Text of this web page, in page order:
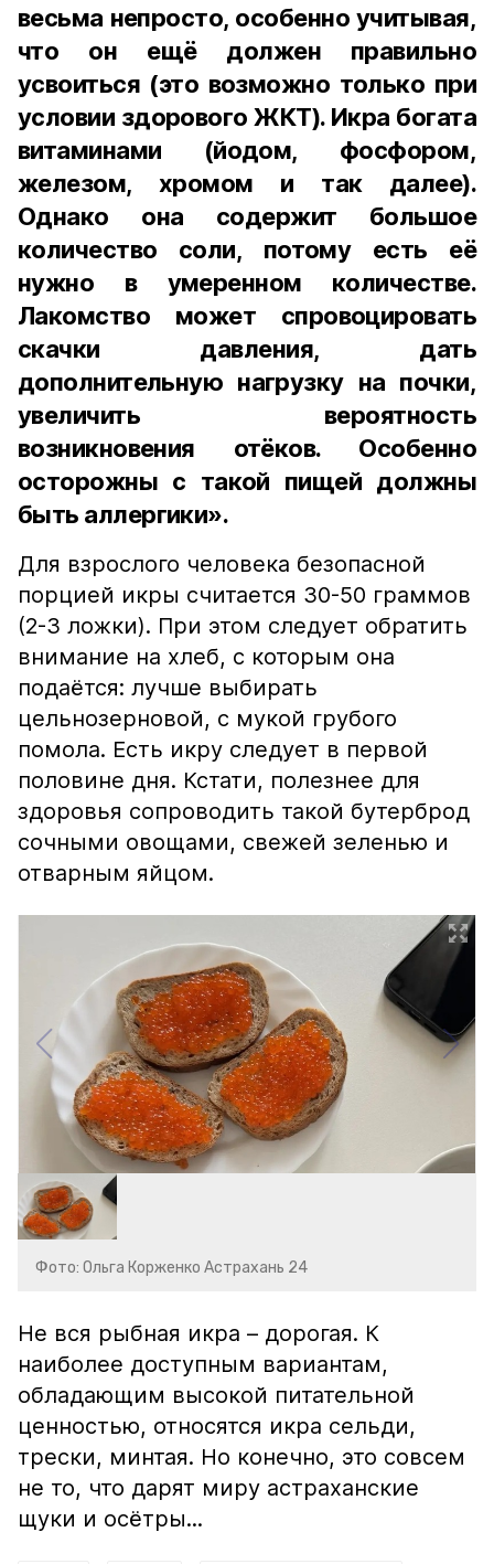
весьма непросто, особенно учитывая,
что он ещё должен правильно
усвоиться (это возможно только при
условии здорового ЖКТ). Икра богата
витаминами (йодом, фосфором,
железом, хромом и так далее).
Однако она содержит большое
количество соли, потому есть её
нужно в умеренном количестве.
Лакомство может спровоцировать
скачки давления, дать
дополнительную нагрузку на почки,
увеличить вероятность
возникновения отёков. Особенно
осторожны с такой пищей должны
быть аллергики».
Для взрослого человека безопасной
порцией икры считается 30-50 граммов
(2-3 ложки). При этом следует обратить
внимание на хлеб, с которым она
подаётся: лучше выбирать
цельнозерновой, с мукой грубого
помола. Есть икру следует в первой
половине дня. Кстати, полезнее для
здоровья сопроводить такой бутерброд
сочными овощами, свежей зеленью и
отварным яйцом.
Фото: Ольга Корженко Астрахань 24
Не вся рыбная икра – дорогая. К
наиболее доступным вариантам,
обладающим высокой питательной
ценностью, относятся икра сельди,
трески, минтая. Но конечно, это совсем
не то, что дарят миру астраханские
щуки и осётры...